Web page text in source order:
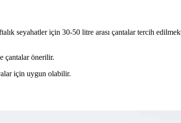
seyahatler için 30-50 litre arası çantalar tercih
çantalar önerilir.
için uygun olabilir.